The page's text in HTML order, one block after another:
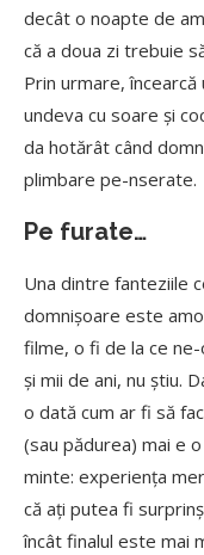
decât o noapte de
că a doua zi trebuie
Prin urmare, încearcă
undeva cu soare și
da hotărât când
plimbare pe-nserate.
Pe furate…
Una dintre fanteziile
domnișoare este
filme, o fi de la ce
și mii de ani, nu știu.
o dată cum ar fi să
(sau pădurea) mai e
minte: experiența
că ați putea fi
încât finalul este mai